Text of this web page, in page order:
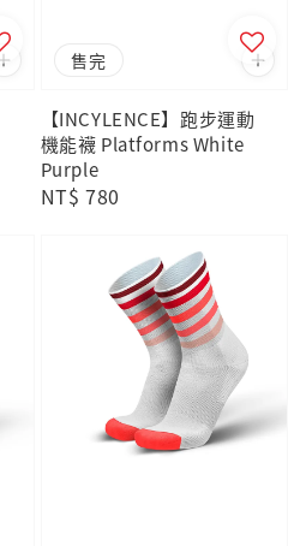
售完
【INCYLENCE】跑步運動
機能襪 Platforms White
Purple
Regular
NT$ 780